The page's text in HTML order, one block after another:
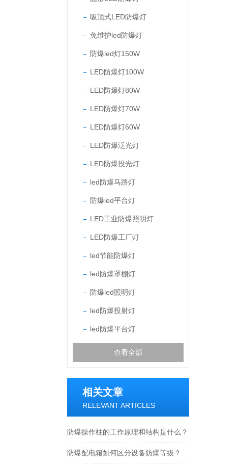
吸顶式LED防爆灯
免维护led防爆灯
防爆led灯150W
LED防爆灯100W
LED防爆灯80W
LED防爆灯70W
LED防爆灯60W
LED防爆泛光灯
LED防爆投光灯
led防爆马路灯
防爆led平台灯
LED工业防爆照明灯
LED防爆工厂灯
led节能防爆灯
led防爆罩棚灯
防爆led照明灯
led防爆投射灯
led防爆平台灯
查看全部
相关文章
RELEVANT ARTICLES
防爆操作柱的工作原理和结构是什么？
防爆配电箱如何区分设备防爆等级？